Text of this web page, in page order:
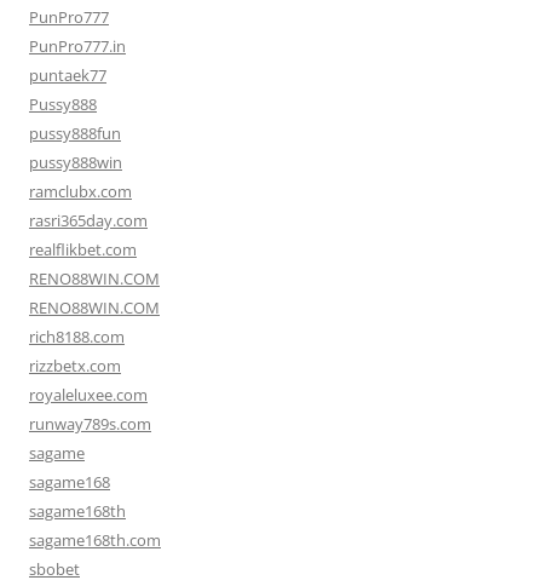
PunPro777
PunPro777.in
puntaek77
Pussy888
pussy888fun
pussy888win
ramclubx.com
rasri365day.com
realflikbet.com
RENO88WIN.COM
RENO88WIN.COM
rich8188.com
rizzbetx.com
royaleluxee.com
runway789s.com
sagame
sagame168
sagame168th
sagame168th.com
sbobet